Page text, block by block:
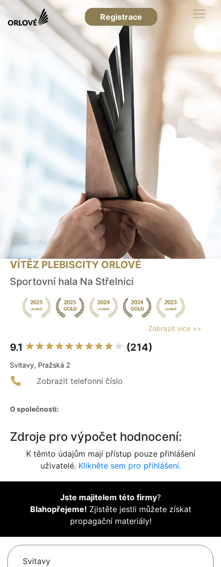
Registrace
VÍTĚZ PLEBISCITY ORLOVÉ
Sportovní hala Na Střelnici
Zobrazit více >>
9.1 (214)
Svitavy, Pražská 2
Zobrazit telefonní číslo
O společnosti:
Zdroje pro výpočet hodnocení:
K těmto údajům mají přístup pouze přihlášení
uživatelé. Klikněte sem pro přihlášení.
Jste majitelem této firmy?
Blahopřejeme! Zjistěte jestli můžete získat
propagační materiály!
Svitavy